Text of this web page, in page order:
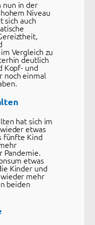
nun in der
Niveau
sich auch
Vergleich zu
deutlich
Kopf- und
noch einmal
hat sich im
etwas
fünfte Kind
Pandemie.
etwas
Kinder und
mehr
beiden